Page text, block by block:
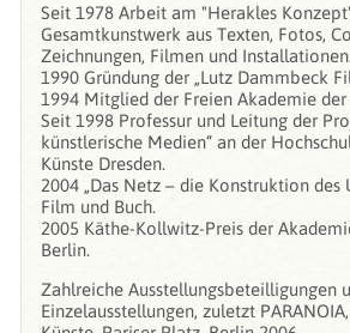
Seit 1978 Arbeit am "Herakles
Gesamtkunstwerk aus Texten, Fotos,
Zeichnungen, Filmen und Installationen.
1990 Gründung der „Lutz Dammbeck
1994 Mitglied der Freien Akademie der
Seit 1998 Professur und Leitung der
künstlerische Medien“ an der
Künste Dresden.
2004 „Das Netz – die Konstruktion des
Film und Buch.
2005 Käthe-Kollwitz-Preis der
Berlin.
Zahlreiche Ausstellungsbeteilligungen
Einzelausstellungen, zuletzt